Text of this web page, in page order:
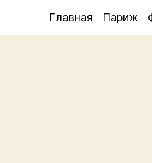
Главная Париж